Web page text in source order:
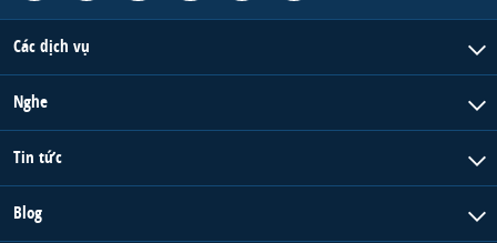
Các dịch vụ
Nghe
Tin tức
Blog